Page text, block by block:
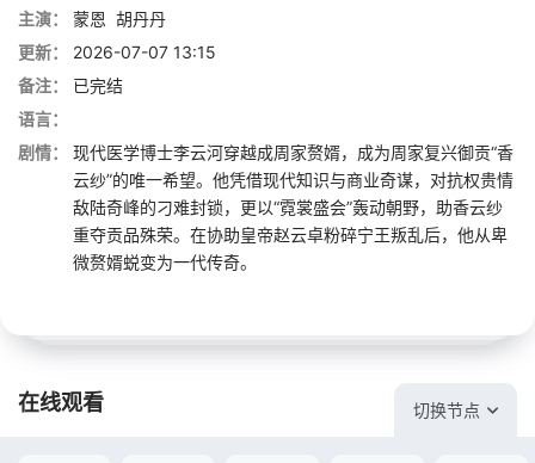
主演：
蒙恩 胡丹丹
更新：
2026-07-07 13:15
备注：
已完结
语言：
剧情：
现代医学博士李云河穿越成周家赘婿，成为周家复兴御贡“香
云纱”的唯一希望。他凭借现代知识与商业奇谋，对抗权贵情
敌陆奇峰的刁难封锁，更以“霓裳盛会”轰动朝野，助香云纱
重夺贡品殊荣。在协助皇帝赵云卓粉碎宁王叛乱后，他从卑
微赘婿蜕变为一代传奇。
在线观看 切换节点